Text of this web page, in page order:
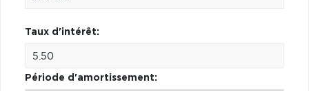
Taux d'intérêt:
Période d'amortissement: